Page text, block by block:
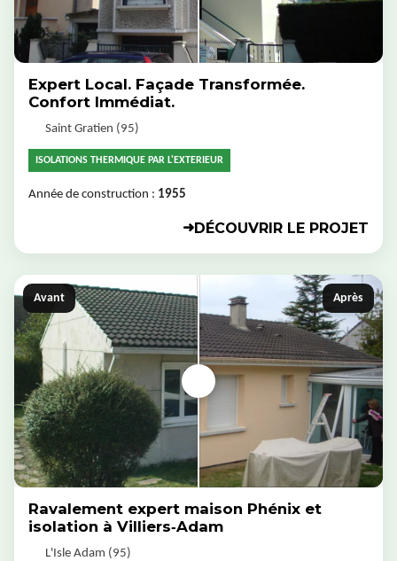
Expert Local. Façade Transformée.
Confort Immédiat.
Saint Gratien (95)
ISOLATIONS THERMIQUE PAR L'EXTERIEUR
Année de construction : 1955
➜DÉCOUVRIR LE PROJET
Avant Après
Ravalement expert maison Phénix et
isolation à Villiers‑Adam
L'Isle Adam (95)